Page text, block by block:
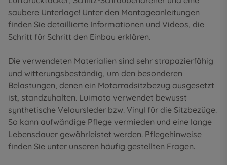
saubere Unterlage! Unter den Montageanleitungen
finden Sie detaillierte Informationen und Videos, die
Schritt für Schritt den Einbau erklären.
Die verwendeten Materialien sind sehr strapazierfähig
und witterungsbeständig, um den besonderen
Belastungen, denen ein Motorradsitzbezug ausgesetzt
ist, standzuhalten. Luimoto verwendet bewusst
synthetische Veloursleder bzw. Vinyl für die Sitzbezüge.
So kann aufwändige Pflege vermieden und eine lange
Lebensdauer gewährleistet werden. Pflegehinweise
finden Sie unter unseren häufig gestellten Fragen.